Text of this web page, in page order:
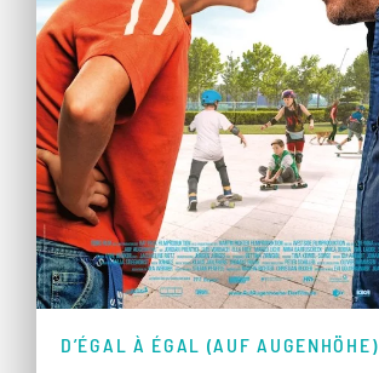
D’ÉGAL À ÉGAL (AUF AUGENHÖHE)